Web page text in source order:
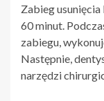
Zabieg
60 minut.
zabiegu,
Następnie,
narzędzi